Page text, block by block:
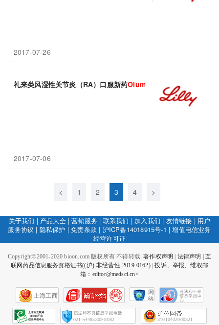
2017-07-26
礼来类风湿性关节炎（RA）口服新药Olumiant 获英国NICE批准
2017-07-06
< 1 2 3 4 >
关于我们 | 产品大全|营销服务 | 联系我们 | 加入我们 | 友情链接 | 用户
服务协议 | 隐私保护 |免责条款 | 沪ICP备14018915号-1 |增值电信业务
经营许可证
Copyright©2001-2020 bioon.com 版权所有 不得转载.著作权声明 法律声明
互
联网药品信息服务资格证书((沪)-非经营性-2019-0162)|投诉、举报、维权邮
箱：editor@medsci.cn<
上海工商
网
络
会
征
021-54485309-8082 31010402000321